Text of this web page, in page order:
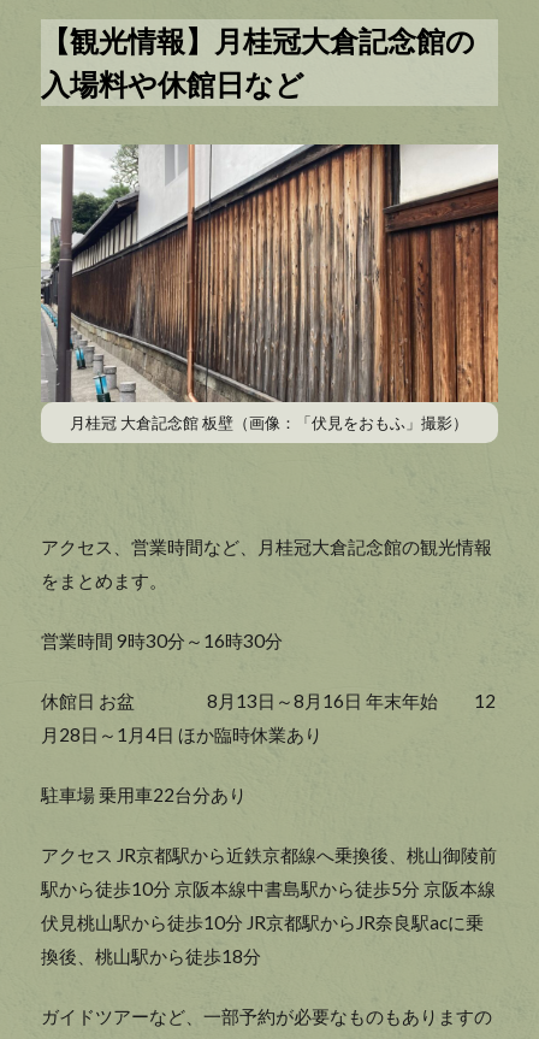
【観光情報】月桂冠大倉記念館の
入場料や休館日など
月桂冠 大倉記念館 板壁（画像：「伏見をおもふ」撮影）
アクセス、営業時間など、月桂冠大倉記念館の観光情報
をまとめます。
営業時間 9時30分～16時30分
休館日 お盆 8月13日～8月16日 年末年始 12
月28日～1月4日 ほか臨時休業あり
駐車場 乗用車22台分あり
アクセス JR京都駅から近鉄京都線へ乗換後、桃山御陵前
駅から徒歩10分 京阪本線中書島駅から徒歩5分 京阪本線
伏見桃山駅から徒歩10分 JR京都駅からJR奈良駅acに乗
換後、桃山駅から徒歩18分
ガイドツアーなど、一部予約が必要なものもありますの